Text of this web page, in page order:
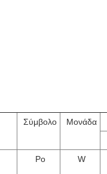
Σύμβολο Μονάδα
Po W